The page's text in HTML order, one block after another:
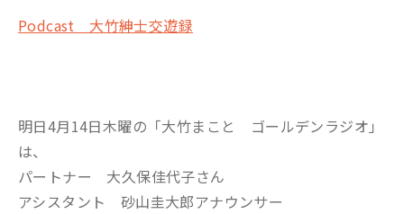
Podcast 大竹紳士交遊録
明日4月14日木曜の「大竹まこと ゴールデンラジオ」
は、
パートナー 大久保佳代子さん
アシスタント 砂山圭大郎アナウンサー